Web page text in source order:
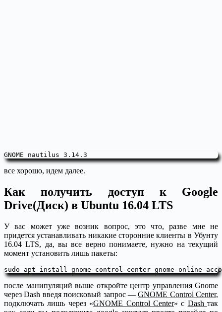
GNOME nautilus 3.14.3
все хорошо, идем далее.
Как получить доступ к Google
Drive(Диск) в Ubuntu 16.04 LTS
У вас может уже возник вопрос, это что, разве мне не
придется устанавливать никакие сторонние клиенты в Убунту
16.04 LTS, да, вы все верно понимаете, нужно на текущий
момент установить лишь пакеты:
sudo apt install gnome-control-center gnome-online-
после манипуляций выше откройте центр управления Gnome
через Dash введя поисковый запрос —GNOME Control Center,
подключать лишь через «GNOME Control Center» с Dash так